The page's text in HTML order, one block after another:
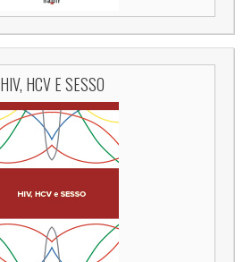
HIV, HCV E SESSO